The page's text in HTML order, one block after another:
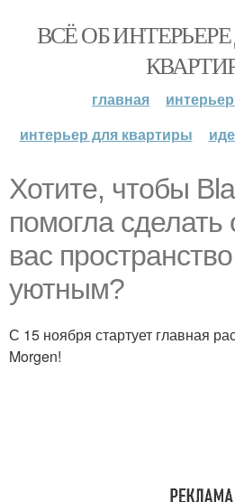
ВСЁ ОБ
главная
интерьер для квартиры
Хотите, чтобы
помогла
вас
уютным?
С 15 ноября стартует главная
Morgen!